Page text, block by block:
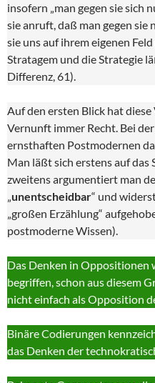
insofern „man gegen sie sich
sie anruft, daß man gegen
sie uns auf ihrem eigenen
Stratagem und die Strategie
Differenz, 61).
Auf den ersten Blick hat
Vernunft immer Recht. Bei
ernsthaften Postmodernen
Man läßt sich erstens auf
zweitens argumentiert man
„unentscheidbar“ und
„großen Erzählung“
postmoderne Wissen).
Das Denken in Oppositionen
begriffen, schon aus diesem
nicht einfach als Opposition
Binäre Codierungen
das Denken der